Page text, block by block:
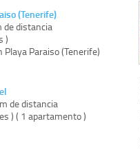
(Tenerife)
de distancia
)
Playa Paraiso (Tenerife)
de distancia
) ( 1 apartamento )